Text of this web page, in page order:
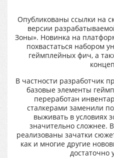
Опубликованы ссылки на
версии
Зоны». Новинка на
похвастаться набором
геймплейных фич, а
В частности разработчик
базовые элементы
переработан
сталкерами заменили
выживать в условиях
значительно сложнее.
реализованы зачатки
как и многие другие
достаточно